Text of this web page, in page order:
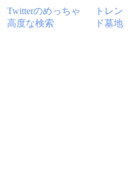
Twitterのめっちゃ
高度な検索
トレン
ド墓地